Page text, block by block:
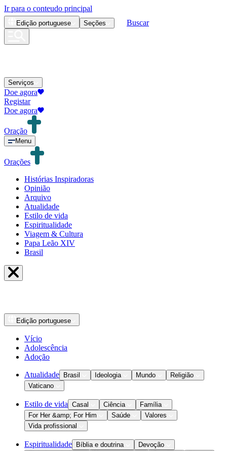
Ir para o conteudo principal
Edição portuguese Seções Buscar
Serviços
Doe agora
Registar
Doe agora
Oração
Menu
Orações
Histórias Inspiradoras
Opinião
Arquivo
Atualidade
Estilo de vida
Espiritualidade
Viagem & Cultura
Papa Leão XIV
Brasil
Edição portuguese
Vício
Adolescência
Adoção
Atualidade Brasil Ideologia Mundo
Religião
Vaticano
Estilo de vida Casal Ciência
Família
For Her &amp; For Him
Saúde
Valores
Vida profissional
Espiritualidade Bíblia e doutrina
Devoção